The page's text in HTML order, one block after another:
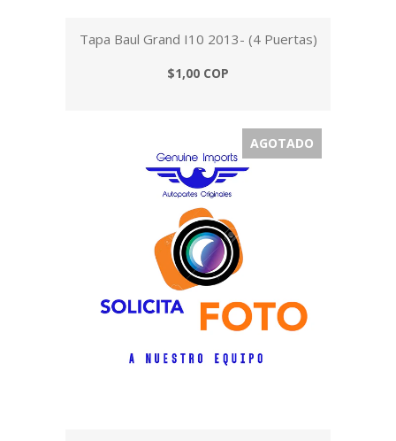
Tapa Baul Grand I10 2013- (4 Puertas)
$1,00 COP
AGOTADO